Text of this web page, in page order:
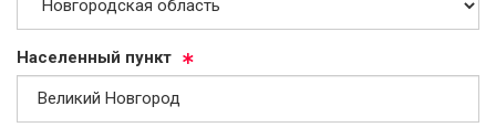
На­се­лен­ный пункт